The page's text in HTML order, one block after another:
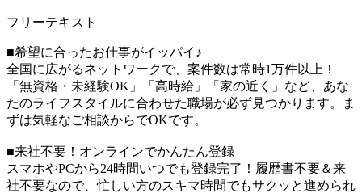
フリーテキスト
■希望に合ったお仕事がイッパイ♪
全国に広がるネットワークで、案件数は常時1万件以上！
「無資格・未経験OK」「高時給」「家の近く」など、あな
たのライフスタイルに合わせた職場が必ず見つかります。ま
ずは気軽なご相談からでOKです。
■来社不要！オンラインでかんたん登録
スマホやPCから24時間いつでも登録完了！履歴書不要＆来
社不要なので、忙しい方のスキマ時間でもサクッと進められ